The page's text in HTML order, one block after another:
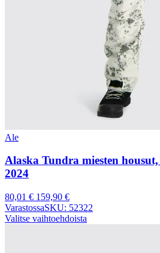
Ale
Alaska Tundra miesten
2024
80,01 € 159,90 €
VarastossaSKU: 52322
Valitse vaihtoehdoista